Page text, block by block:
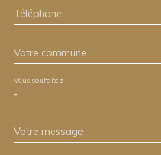
Téléphone
Votre commune
-
Vous souhaitez
Votre message